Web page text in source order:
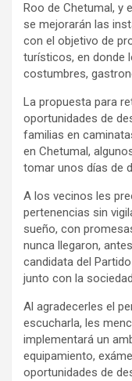
Roo de Chetumal, y
se mejorarán las
con el objetivo de
turísticos, en donde
costumbres,
La propuesta para
oportunidades de
familias en
en Chetumal,
tomar unos días de
A los vecinos les
pertenencias sin
sueño, con
nunca llegaron,
candidata del
junto con la
Al agradecerles el
escucharla, les
implementará un
equipamiento,
oportunidades de